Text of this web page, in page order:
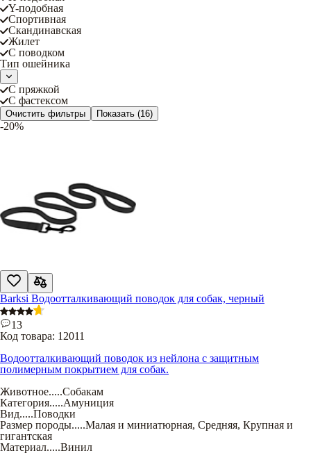
Y-подобная
Спортивная
Скандинавская
Жилет
С поводком
Тип ошейника
С пряжкой
С фастексом
Очистить фильтры Показать (16)
-20%
Barksi Водоотталкивающий поводок для собак, черный
13
Код товара: 12011
Водоотталкивающий поводок из нейлона с защитным
полимерным покрытием для собак.
Животное.....Собакам
Категория.....Амуниция
Вид.....Поводки
Размер породы.....Малая и миниатюрная, Средняя, Крупная и
гигантская
Материал.....Винил